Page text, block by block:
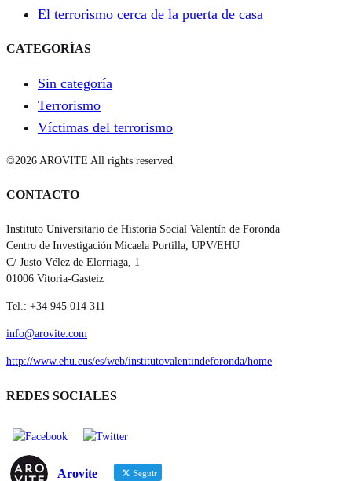
El terrorismo cerca de la puerta de casa
CATEGORÍAS
Sin categoría
Terrorismo
Víctimas del terrorismo
©2026 AROVITE All rights reserved
CONTACTO
Instituto Universitario de Historia Social Valentín de Foronda
Centro de Investigación Micaela Portilla, UPV/EHU
C/ Justo Vélez de Elorriaga, 1
01006 Vitoria-Gasteiz
Tel.: +34 945 014 311
info@arovite.com
http://www.ehu.eus/es/web/institutovalentindeforonda/home
REDES SOCIALES
Arovite Seguir